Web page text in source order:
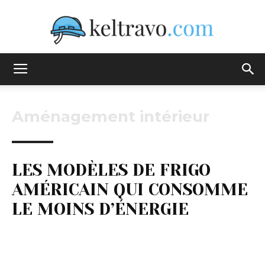
Aménagement intérieur
LES MODÈLES DE FRIGO
AMÉRICAIN QUI CONSOMME
LE MOINS D’ÉNERGIE